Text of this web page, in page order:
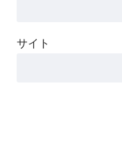
サイト